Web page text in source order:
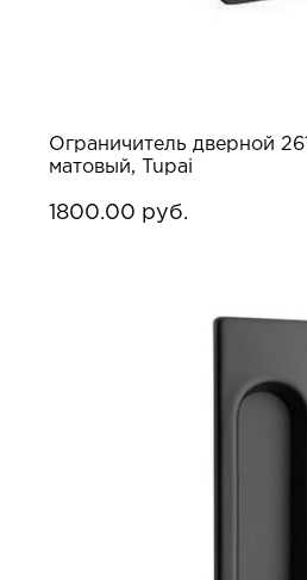
Ограничитель дверной
матовый, Tupai
1800.00 руб.